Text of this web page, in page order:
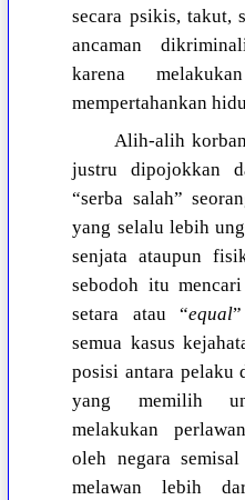
secara psikis, takut,
ancaman
karena
mempertahankan
Alih-alih
justru dipojokkan
“serba salah”
yang selalu lebih
senjata ataupun
sebodoh itu
setara atau “equal
semua kasus
posisi antara pelaku
yang memilih
melakukan
oleh negara
melawan lebih